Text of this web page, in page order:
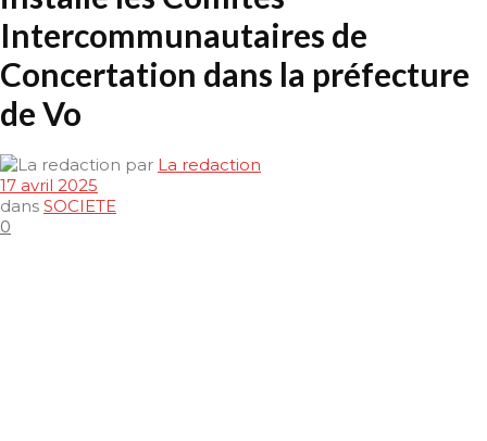
Intercommunautaires de
Concertation dans la préfecture
de Vo
par La redaction
17 avril 2025
dans SOCIETE
0